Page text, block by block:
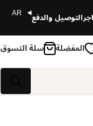
التوصيل والدفع AR
المفضلة سلة التسوق